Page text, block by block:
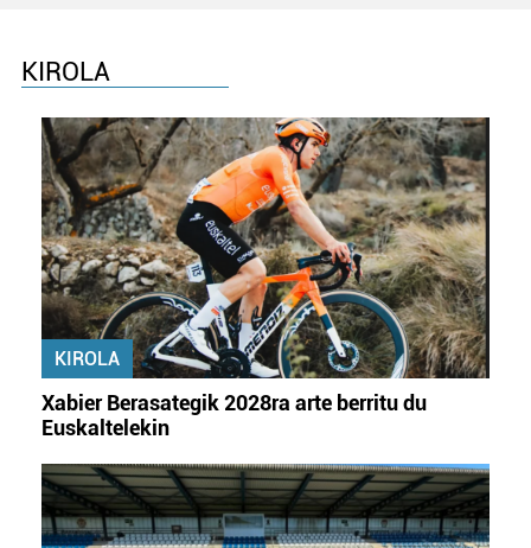
KIROLA
KIROLA
Xabier Berasategik 2028ra arte berritu du
Euskaltelekin